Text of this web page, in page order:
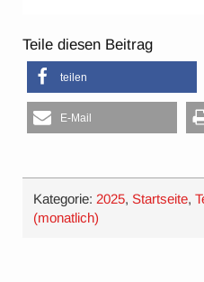
Teile diesen Beitrag
teilen
E-Mail
Kategorie: 2025,Startseite,
(monatlich)